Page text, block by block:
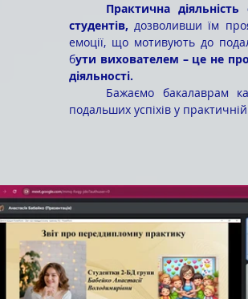
студентів, дозволивши їм
емоції, що мотивують до
бути вихователем – це не
діяльності.
подальших успіхів у практичній